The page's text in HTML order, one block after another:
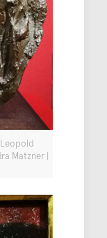
Matzner |